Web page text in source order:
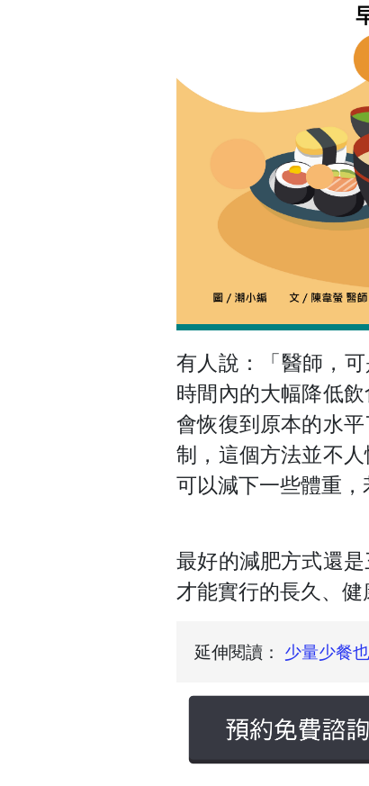
有人說：「醫師，
時間內的大幅降低
會恢復到原本的水
制，這個方法並不
可以減下一些體重
最好的減肥方式還是
才能實行的長久、健
延伸閱讀： 少量少餐